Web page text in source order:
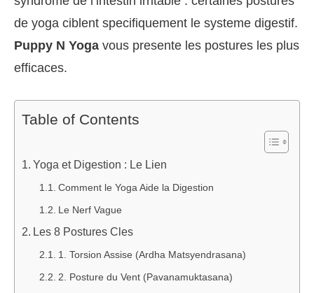
de yoga ciblent specifiquement le systeme digestif.
Puppy N Yoga vous presente les postures les plus
efficaces.
Table of Contents
Yoga et Digestion : Le Lien
Comment le Yoga Aide la Digestion
Le Nerf Vague
Les 8 Postures Cles
1. Torsion Assise (Ardha Matsyendrasana)
2. Posture du Vent (Pavanamuktasana)